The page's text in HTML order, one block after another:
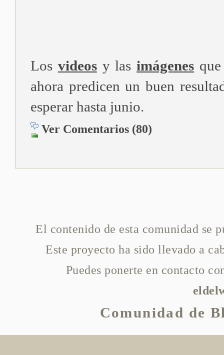
Los videosy lasimágenes
ahora predicen un buen
esperar hasta junio.
Ver Comentarios (80)
El contenido de esta comunidad se
Este proyecto ha sido llevado a
Puedes ponerte en contacto
Comunidad de